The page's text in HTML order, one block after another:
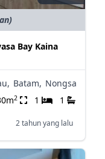
Bay Kaina
Batam, Nongsa
2 1 1
2 tahun yang lalu